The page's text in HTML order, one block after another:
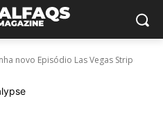
novo Episódio Las Vegas Strip